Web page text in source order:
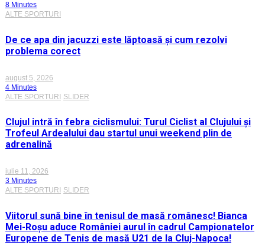
8 Minutes
ALTE SPORTURI
De ce apa din jacuzzi este lăptoasă și cum rezolvi
problema corect
august 5, 2026
4 Minutes
ALTE SPORTURI SLIDER
Clujul intră în febra ciclismului: Turul Ciclist al Clujului și
Trofeul Ardealului dau startul unui weekend plin de
adrenalină
iulie 11, 2026
3 Minutes
ALTE SPORTURI
SLIDER
Viitorul sună bine în tenisul de masă românesc! Bianca
Mei-Roșu aduce României aurul în cadrul Campionatelor
Europene de Tenis de masă U21 de la Cluj-Napoca!